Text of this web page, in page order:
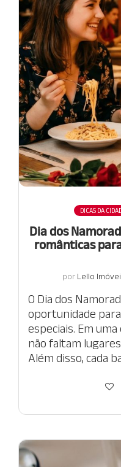
DICAS DA
Dia dos
românticas
por Lello
O Dia dos
oportunidade
especiais. Em uma
não faltam
Além disso, cada